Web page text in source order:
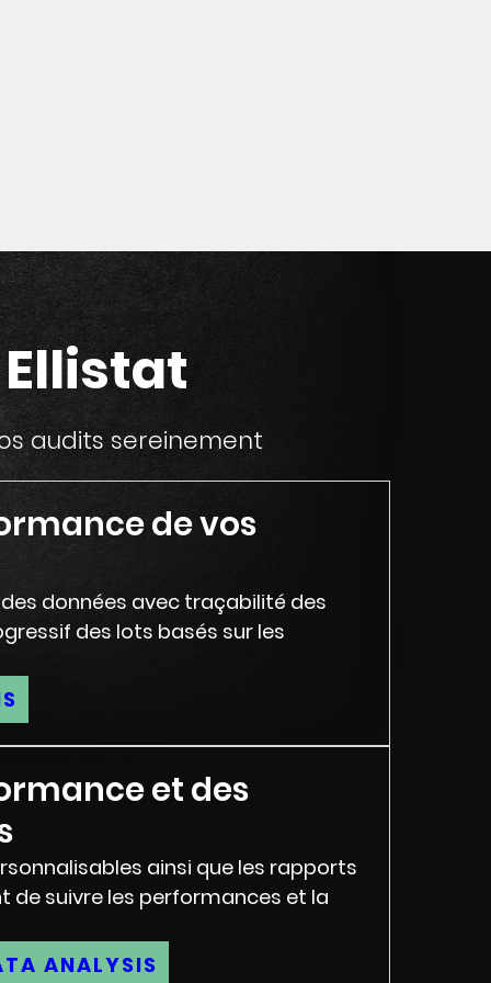
audits sereinement
de vos
données avec traçabilité des
des lots basés sur les
et des
ainsi que les rapports
de suivre les performances et la
ANALYSIS